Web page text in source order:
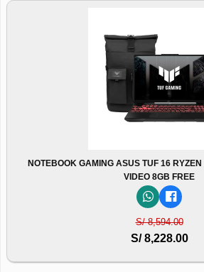
NOTEBOOK GAMING ASUS TUF 16
VIDEO 8GB FREE
S/ 8,594.00
S/ 8,228.00